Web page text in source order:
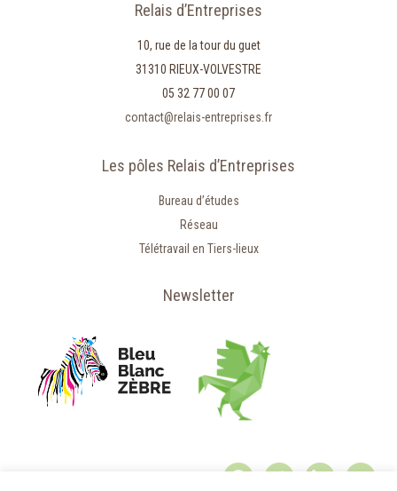
Relais d’Entreprises
10, rue de la tour du guet
31310 RIEUX-VOLVESTRE
05 32 77 00 07
contact@relais-entreprises.fr
Les pôles Relais d’Entreprises
Bureau d’études
Réseau
Télétravail en Tiers-lieux
Newsletter